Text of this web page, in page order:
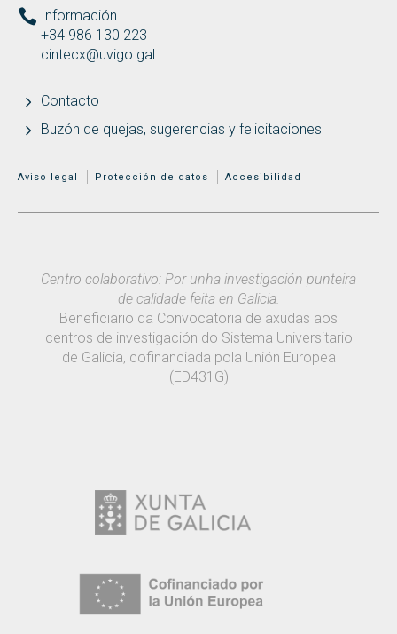
Información
+34 986 130 223
cintecx@uvigo.gal
Contacto
Buzón de quejas, sugerencias y felicitaciones
MENÚ ADICIONAL
Aviso legal Protección de datos Accesibilidad
Centro colaborativo: Por unha investigación punteira
de calidade feita en Galicia.
Beneficiario da Convocatoria de axudas aos
centros de investigación do Sistema Universitario
de Galicia, cofinanciada pola Unión Europea
(ED431G)